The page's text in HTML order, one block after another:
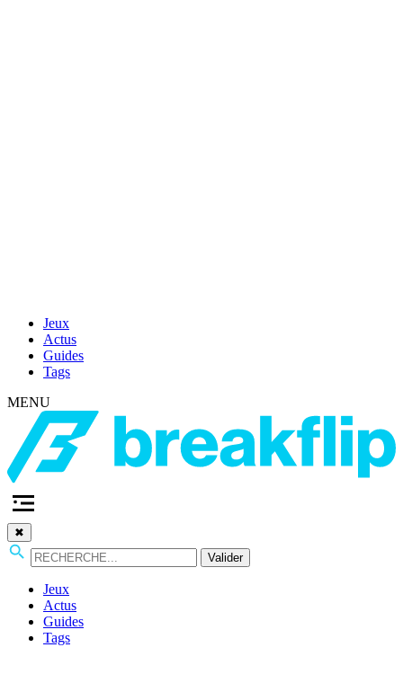
Jeux
Actus
Guides
Tags
MENU
✖
Valider
Jeux
Actus
Guides
Tags